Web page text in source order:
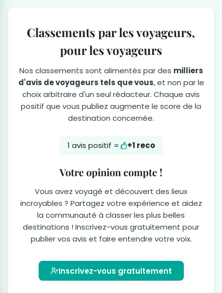
Classements par les voyageurs,
pour les voyageurs
Nos classements sont alimentés par des milliers
d'avis de voyageurs tels que vous, et non par le
choix arbitraire d'un seul rédacteur. Chaque avis
positif que vous publiez augmente le score de la
destination concernée.
1 avis positif = +1 reco
Votre opinion compte !
Vous avez voyagé et découvert des lieux
incroyables ? Partagez votre expérience et aidez
la communauté à classer les plus belles
destinations ! Inscrivez-vous gratuitement pour
publier vos avis et faire entendre votre voix.
Inscrivez-vous gratuitement